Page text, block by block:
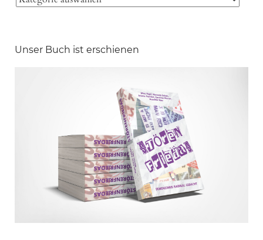
Unser Buch ist erschienen